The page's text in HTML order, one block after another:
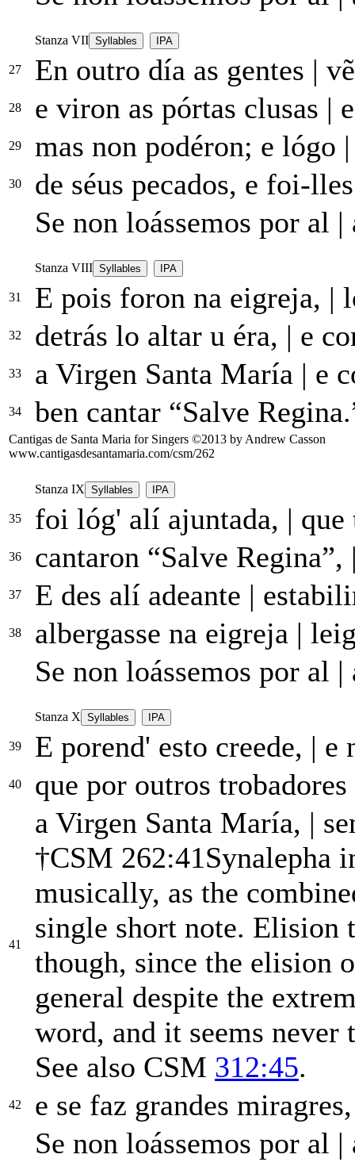
Stanza VII Syllables IPA
27 En outro día as gentes |
28 e viron as pórtas clusas |
29 mas non podéron; e lógo |
30
de séus pecados, e foi-
Se non loássemos por al |
Stanza VIII Syllables IPA
31 E pois foron na eigreja, |
32 detrás lo altar u éra, | e
33 a Virgen Santa María | e
34 ben cantar “Salve
Cantigas de Santa Maria for Singers ©2013 by Andrew Casson
www.cantigasdesantamaria.com/csm/262
Stanza IX Syllables IPA
35 foi lóg' alí ajuntada, | que
36 cantaron “Salve Regina”,
37 E des alí adeante |
38 albergasse na eigreja |
Se non loássemos por al |
Stanza X Syllables IPA
39 E porend' esto creede, | e
40 que por outros trobadores
41
a Virgen Santa María, |
†CSM 262:41Synalepha
musically, as the
single short note. Elision
though, since the elision
general despite the
word, and it seems
See also CSM 312:45.
42
e se faz grandes
Se non loássemos por al |